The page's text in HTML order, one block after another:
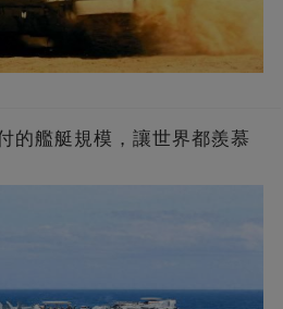
的艦艇規模，讓世界都羨慕